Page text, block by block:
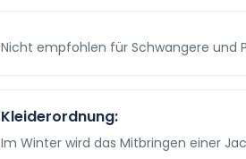
Nicht empfohlen für Schwangere und
Kleiderordnung:
Im Winter wird das Mitbringen einer